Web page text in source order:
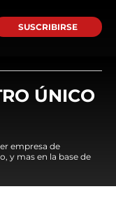
SUSCRIBIRSE
ÚNICO
empresa de
y mas en la base de